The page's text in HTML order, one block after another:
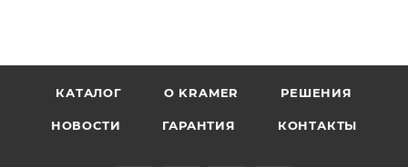
КАТАЛОГ O KRAMER РЕШЕНИЯ
НОВОСТИ ГАРАНТИЯ КОНТАКТЫ